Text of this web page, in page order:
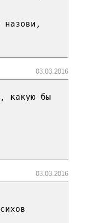
назови,
03.03.2016
какую бы
03.03.2016